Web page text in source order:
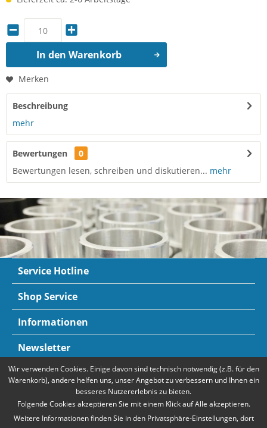
In den Warenkorb
Merken
Beschreibung
mehr
Bewertungen
0
Bewertungen lesen, schreiben und diskutieren... mehr
Service Hotline
Shop Service
Informationen
Newsletter
Zahlungsarten Mehr Informationen
Wir verwenden Cookies. Einige davon sind technisch notwendig (z.B. für den
Warenkorb), andere helfen uns, unser Angebot zu verbessern und Ihnen ein
besseres Nutzererlebnis zu bieten.
Folgende Cookies akzeptieren Sie mit einem Klick auf Alle akzeptieren.
Weitere Informationen finden Sie in den Privatsphäre-Einstellungen, dort